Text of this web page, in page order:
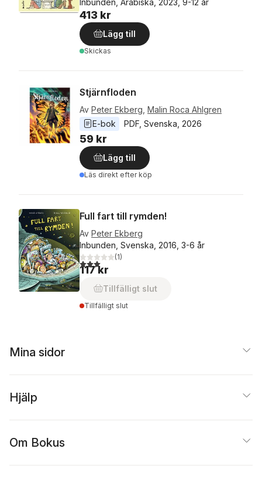
Inbunden, Arabiska, 2023, 9-12 år
413 kr
Lägg till
Skickas
Stjärnfloden
Av Peter Ekberg Malin Roca Ahlgren
E-bok
PDF Svenska 2026
59 kr
Lägg till
Läs direkt efter köp
Full fart till rymden!
Av Peter Ekberg
Inbunden, Svenska, 2016, 3-6 år
3,0utav 5 stjärnor. Totalt antal röster:
(1)
117 kr
Tillfälligt slut
Tillfälligt slut
Mina sidor
Hjälp
Om Bokus